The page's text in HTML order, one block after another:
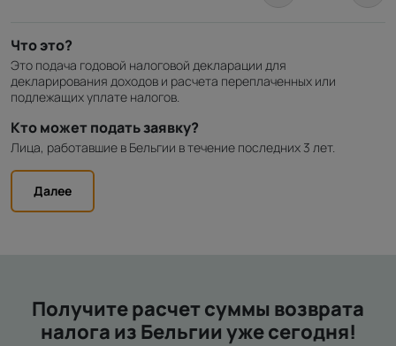
Что это?
Это подача годовой налоговой декларации для
декларирования доходов и расчета переплаченных или
подлежащих уплате налогов.
Кто может подать заявку?
Лица, работавшие в Бельгии в течение последних 3 лет.
Далее
Получите расчет суммы возврата
налога из Бельгии уже сегодня!